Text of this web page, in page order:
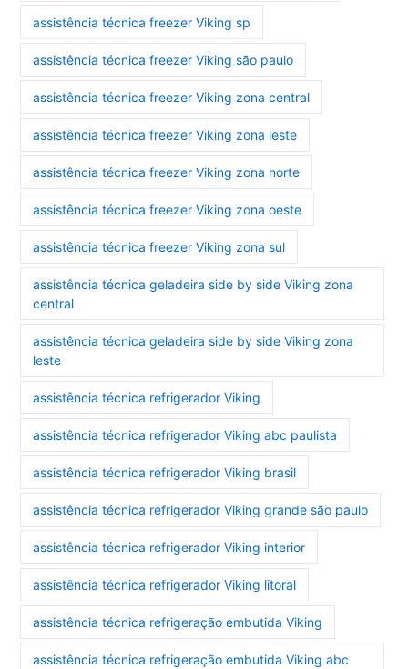
assistência técnica freezer Viking sp
assistência técnica freezer Viking são paulo
assistência técnica freezer Viking zona central
assistência técnica freezer Viking zona leste
assistência técnica freezer Viking zona norte
assistência técnica freezer Viking zona oeste
assistência técnica freezer Viking zona sul
assistência técnica geladeira side by side Viking zona
central
assistência técnica geladeira side by side Viking zona
leste
assistência técnica refrigerador Viking
assistência técnica refrigerador Viking abc paulista
assistência técnica refrigerador Viking brasil
assistência técnica refrigerador Viking grande são paulo
assistência técnica refrigerador Viking interior
assistência técnica refrigerador Viking litoral
assistência técnica refrigeração embutida Viking
assistência técnica refrigeração embutida Viking abc